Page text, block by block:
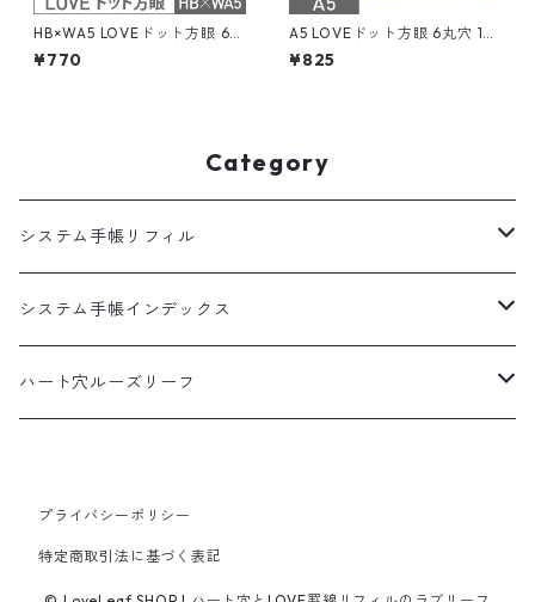
HB×WA5 LOVEドット方眼 6丸
穴 100枚 システム手帳リフィ
ル
¥770
A5 LOVEドット方眼 6丸穴 10
0枚 システム手帳リフィル
¥825
Category
システム手帳リフィル
A5
HB×WA5
ミニ6
システム手帳インデックス
A5
ミニ6
ハート穴ルーズリーフ
100枚入
50枚入
プライバシーポリシー
特定商取引法に基づく表記